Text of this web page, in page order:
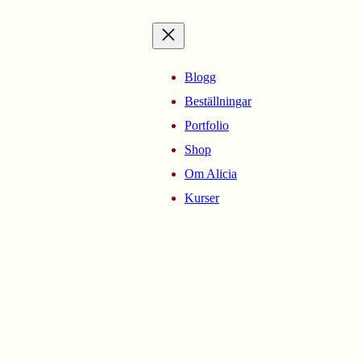
Blogg
Beställningar
Portfolio
Shop
Om Alicia
Kurser